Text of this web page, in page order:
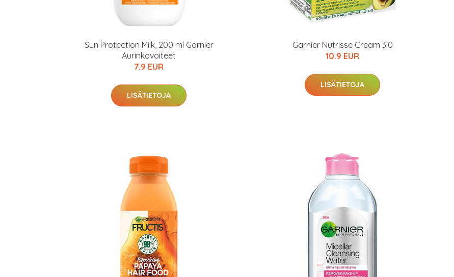
Sun Protection Milk, 200 ml Garnier
Aurinkovoiteet
7.9 EUR
LISÄTIETOJA
Garnier Nutrisse Cream 3.0
10.9 EUR
LISÄTIETOJA
Erikoistarjous
Kaikki IdealofMeDin tuotteet -20 %!
Varaa terveystarkastus
nyt vain 200 €
hintaan.
KATSO TARJOUS